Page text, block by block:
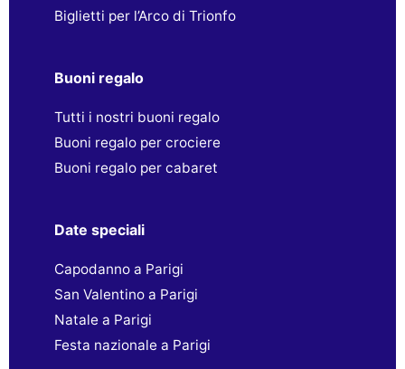
Biglietti per l’Arco di Trionfo
Buoni regalo
Tutti i nostri buoni regalo
Buoni regalo per crociere
Buoni regalo per cabaret
Date speciali
Capodanno a Parigi
San Valentino a Parigi
Natale a Parigi
Festa nazionale a Parigi